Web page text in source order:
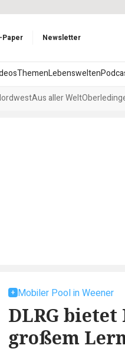
Paper Newsletter
ThemenLebenswelten
Aus aller Welt
Mobiler Pool in Weener
DLRG
großem